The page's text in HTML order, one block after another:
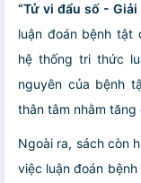
“Tử vi đẩu số -
luận đoán bệnh tật
hệ thống tri thức
nguyên của bệnh
thân tâm nhằm
Ngoài ra, sách còn
việc luận đoán